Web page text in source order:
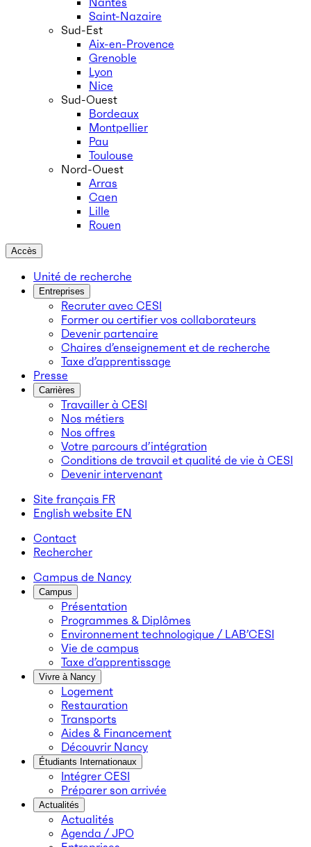
Saint-Nazaire
Sud-Est
Aix-en-Provence
Grenoble
Lyon
Nice
Sud-Ouest
Bordeaux
Montpellier
Pau
Toulouse
Nord-Ouest
Arras
Caen
Lille
Rouen
Accès
Unité de recherche
Entreprises
Recruter avec CESI
Former ou certifier vos collaborateurs
Devenir partenaire
Chaires d’enseignement et de recherche
Taxe d’apprentissage
Presse
Carrières
Travailler à CESI
Nos métiers
Nos offres
Votre parcours d’intégration
Conditions de travail et qualité de vie à CESI
Devenir intervenant
Site français FR
English website EN
Contact
Rechercher
Campus de Nancy
Campus
Présentation
Programmes & Diplômes
Environnement technologique / LAB’CESI
Vie de campus
Taxe d’apprentissage
Vivre à Nancy
Logement
Restauration
Transports
Aides & Financement
Découvrir Nancy
Étudiants Internationaux
Intégrer CESI
Préparer son arrivée
Actualités
Actualités
Agenda / JPO